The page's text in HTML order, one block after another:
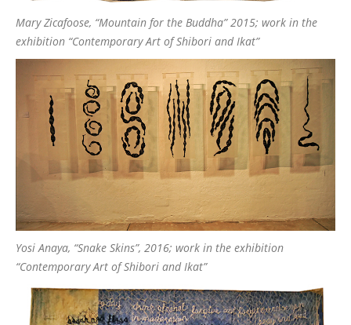
Mary Zicafoose, “Mountain for the Buddha” 2015; work in the
exhibition “Contemporary Art of Shibori and Ikat”
Yosi Anaya, “Snake Skins”, 2016; work in the exhibition
“Contemporary Art of Shibori and Ikat”